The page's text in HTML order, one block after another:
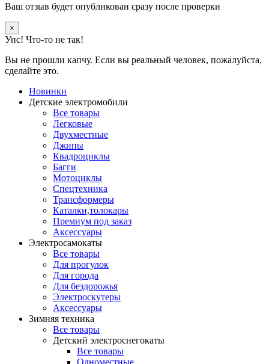
Ваш отзыв будет опубликован сразу после проверки
×
Упс! Что-то не так!
Вы не прошли капчу. Если вы реальный человек, пожалуйста,
сделайте это.
Новинки
Детские электромобили
Все товары
Легковые
Двухместные
Джипы
Квадроциклы
Багги
Мотоциклы
Спецтехника
Трансформеры
Каталки,толокары
Премиум под заказ
Аксессуары
Электросамокаты
Все товары
Для прогулок
Для города
Для бездорожья
Электроскутеры
Аксессуары
Зимняя техника
Все товары
Детский электроснегокаты
Все товары
Одноместные